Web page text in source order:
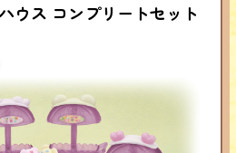
ウス コンプリートセット